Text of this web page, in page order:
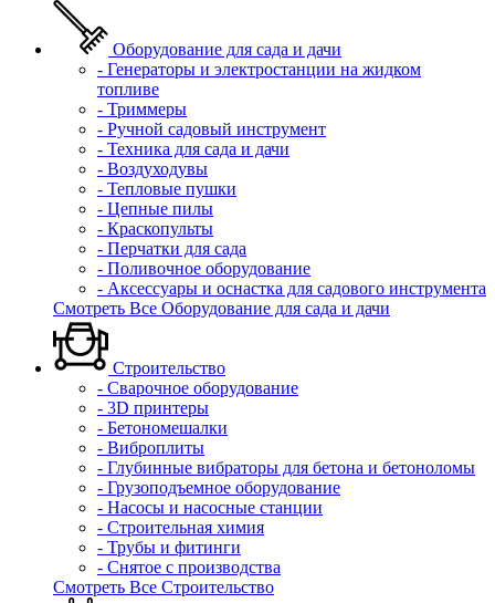
Оборудование для сада и дачи
- Генераторы и электростанции на жидком
топливе
- Триммеры
- Ручной садовый инструмент
- Техника для сада и дачи
- Воздуходувы
- Тепловые пушки
- Цепные пилы
- Краскопульты
- Перчатки для сада
- Поливочное оборудование
- Аксессуары и оснастка для садового инструмента
Смотреть Все Оборудование для сада и дачи
Строительство
- Сварочное оборудование
- 3D принтеры
- Бетономешалки
- Виброплиты
- Глубинные вибраторы для бетона и бетоноломы
- Грузоподъемное оборудование
- Насосы и насосные станции
- Строительная химия
- Трубы и фитинги
- Снятое с производства
Смотреть Все Строительство